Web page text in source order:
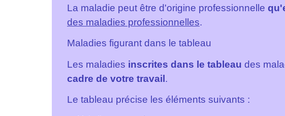
La maladie peut être d'origine professionnelle
des maladies professionnelles.
Maladies figurant dans le tableau
Les maladies inscrites dans le tableau des
cadre de votre travail.
Le tableau précise les éléments suivants :